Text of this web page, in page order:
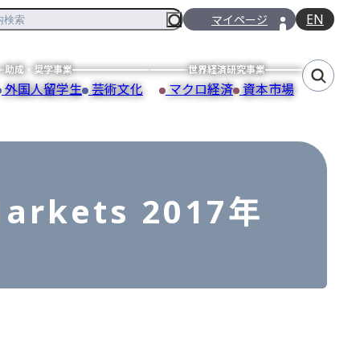
マイページ EN
助成・奨学事業
外国人留学生 芸術文化
世界経済研究事業
マクロ経済 資本市場
2017年